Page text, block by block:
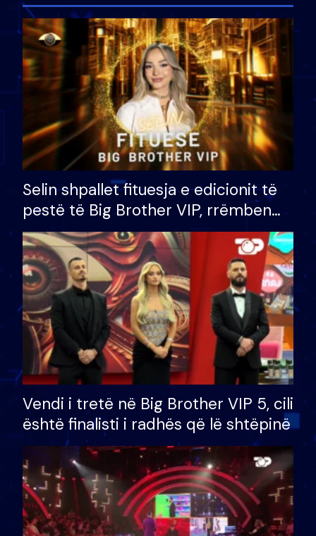
Selin shpallet fituesja e edicionit të
pestë të Big Brother VIP, rrëmben
çmimin e madh prej 100 mijë eurosh
Vendi i tretë në Big Brother VIP 5, cili
është finalisti i radhës që lë shtëpinë